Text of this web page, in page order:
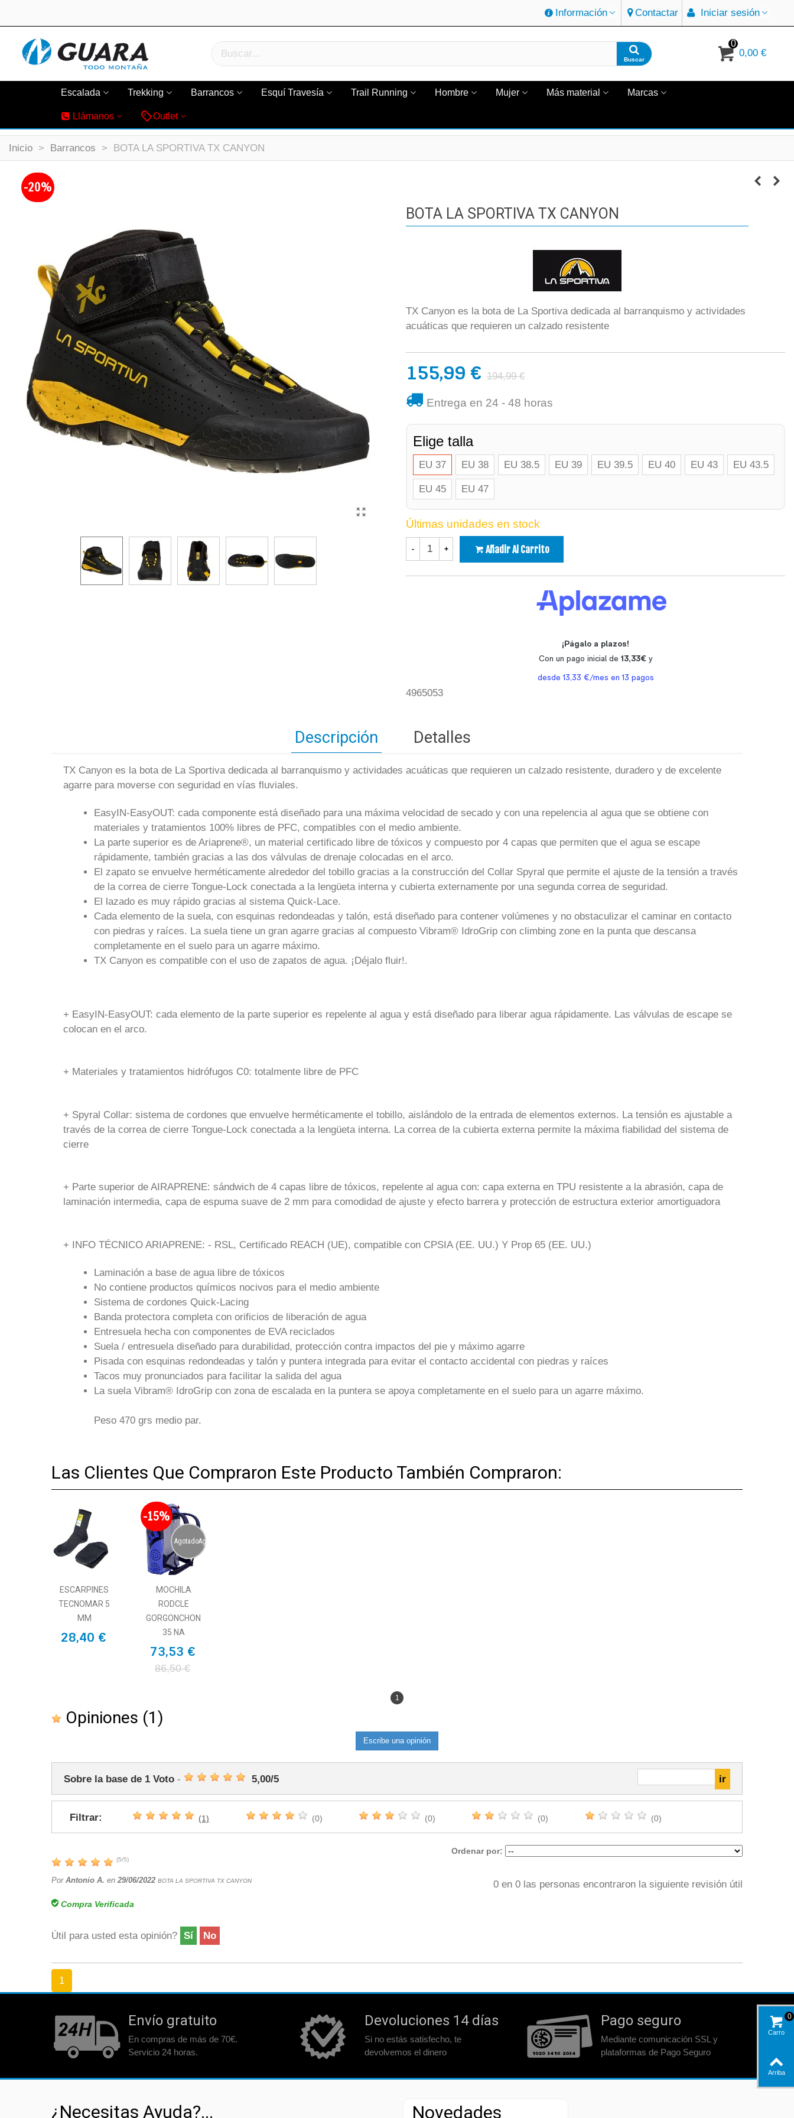
Información Contactar Iniciar sesión
Buscar
0
0,00 €
Escalada Trekking Barrancos Esquí Travesía Trail Running Hombre Mujer Más material Marcas
Llámanos Outlet
Inicio > Barrancos > BOTA LA SPORTIVA TX CANYON
-20%
BOTA LA SPORTIVA TX CANYON
TX Canyon es la bota de La Sportiva dedicada al barranquismo y actividades
acuáticas que requieren un calzado resistente
155,99 € 194,99 €
Entrega en 24 - 48 horas
Elige talla
EU 37 EU 38 EU 38.5 EU 39 EU 39.5 EU 40 EU 43 EU 43.5
EU 45 EU 47
Últimas unidades en stock
- + Añadir Al Carrito
4965053
Descripción Detalles
TX Canyon es la bota de La Sportiva dedicada al barranquismo y actividades acuáticas que requieren un calzado resistente, duradero y de excelente
agarre para moverse con seguridad en vías fluviales.
EasyIN-EasyOUT: cada componente está diseñado para una máxima velocidad de secado y con una repelencia al agua que se obtiene con
materiales y tratamientos 100% libres de PFC, compatibles con el medio ambiente.
La parte superior es de Ariaprene®, un material certificado libre de tóxicos y compuesto por 4 capas que permiten que el agua se escape
rápidamente, también gracias a las dos válvulas de drenaje colocadas en el arco.
El zapato se envuelve herméticamente alrededor del tobillo gracias a la construcción del Collar Spyral que permite el ajuste de la tensión a través
de la correa de cierre Tongue-Lock conectada a la lengüeta interna y cubierta externamente por una segunda correa de seguridad.
El lazado es muy rápido gracias al sistema Quick-Lace.
Cada elemento de la suela, con esquinas redondeadas y talón, está diseñado para contener volúmenes y no obstaculizar el caminar en contacto
con piedras y raíces. La suela tiene un gran agarre gracias al compuesto Vibram® IdroGrip con climbing zone en la punta que descansa
completamente en el suelo para un agarre máximo.
TX Canyon es compatible con el uso de zapatos de agua. ¡Déjalo fluir!.
+ EasyIN-EasyOUT: cada elemento de la parte superior es repelente al agua y está diseñado para liberar agua rápidamente. Las válvulas de escape se
colocan en el arco.
+ Materiales y tratamientos hidrófugos C0: totalmente libre de PFC
+ Spyral Collar: sistema de cordones que envuelve herméticamente el tobillo, aislándolo de la entrada de elementos externos. La tensión es ajustable a
través de la correa de cierre Tongue-Lock conectada a la lengüeta interna. La correa de la cubierta externa permite la máxima fiabilidad del sistema de
cierre
+ Parte superior de AIRAPRENE: sándwich de 4 capas libre de tóxicos, repelente al agua con: capa externa en TPU resistente a la abrasión, capa de
laminación intermedia, capa de espuma suave de 2 mm para comodidad de ajuste y efecto barrera y protección de estructura exterior amortiguadora
+ INFO TÉCNICO ARIAPRENE: - RSL, Certificado REACH (UE), compatible con CPSIA (EE. UU.) Y Prop 65 (EE. UU.)
Laminación a base de agua libre de tóxicos
No contiene productos químicos nocivos para el medio ambiente
Sistema de cordones Quick-Lacing
Banda protectora completa con orificios de liberación de agua
Entresuela hecha con componentes de EVA reciclados
Suela / entresuela diseñado para durabilidad, protección contra impactos del pie y máximo agarre
Pisada con esquinas redondeadas y talón y puntera integrada para evitar el contacto accidental con piedras y raíces
Tacos muy pronunciados para facilitar la salida del agua
La suela Vibram® IdroGrip con zona de escalada en la puntera se apoya completamente en el suelo para un agarre máximo.
Peso 470 grs medio par.
Las Clientes Que Compraron Este Producto También Compraron:
ESCARPINES
TECNOMAR 5
MM
28,40 €
AgotadoAgotado
-15%
MOCHILA
RODCLE
GORGONCHON
35 NA
73,53 €
86,50 €
1
Opiniones (1)
Escribe una opinión
Sobre la base de 1 Voto - 5,00/5
Filtrar: (1) (0) (0) (0) (0)
Ordenar por:
(5/5)
Por Antonio A. en 29/06/2022 BOTA LA SPORTIVA TX CANYON 0 en 0 las personas encontraron la siguiente revisión útil
Compra Verificada
Útil para usted esta opinión? Sí No
1
Envío gratuito
En compras de más de 70€.
Servicio 24 horas.
Devoluciones 14 días
Si no estás satisfecho, te
devolvemos el dinero
Pago seguro
Mediante comunicación SSL y
plataformas de Pago Seguro
¿Necesitas Ayuda?... Novedades
Carro
0
Arriba